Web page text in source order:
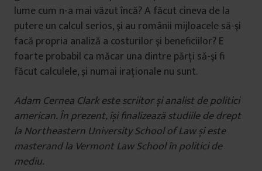
lume cum n-a mai văzut încă? A făcut cineva de la
putere un calcul serios, şi au românii mijloacele să-şi
facă propria analiză a costurilor şi beneficiilor? E
foarte probabil ca măcar una dintre părţi să-şi fi
făcut calculele, şi numai iraţionale nu sunt.
Adam Cernea Clark este scriitor și analist de politici
american. În prezent, își finalizează studiile de drept
la Northeastern University School of Law și este
masterand la Vermont Law School în politici de
mediu.